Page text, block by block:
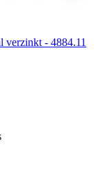
verzinkt - 4884.11